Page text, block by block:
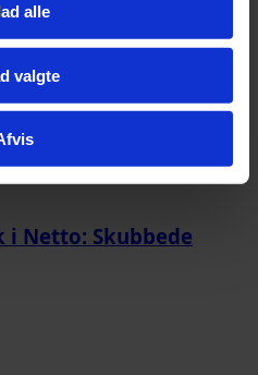
alle
valgte
i Netto: Skubbede